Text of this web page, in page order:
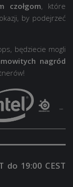
czołgom, które
by podejrzeć
będziecie mogli
nagród
do 19:00 CEST